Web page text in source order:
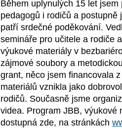
Během uplynulých 15 let
pedagogů i rodičů a
patří srdečné poděkování.
semináře pro učitele a rodiče
výukové materiály v
zájmové soubory a
grant, něco jsem financovala
materiálů vznikla jako
rodičů. Současně jsme
videa. Program JBB, výukové
dostupná zde, na stránkách